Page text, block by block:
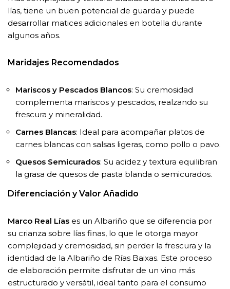
lías, tiene un buen potencial de guarda y puede
desarrollar matices adicionales en botella durante
algunos años.
Maridajes Recomendados
Mariscos y Pescados Blancos: Su cremosidad
complementa mariscos y pescados, realzando su
frescura y mineralidad.
Carnes Blancas: Ideal para acompañar platos de
carnes blancas con salsas ligeras, como pollo o pavo.
Quesos Semicurados: Su acidez y textura equilibran
la grasa de quesos de pasta blanda o semicurados.
Diferenciación y Valor Añadido
Marco Real Lías es un Albariño que se diferencia por
su crianza sobre lías finas, lo que le otorga mayor
complejidad y cremosidad, sin perder la frescura y la
identidad de la Albariño de Rías Baixas. Este proceso
de elaboración permite disfrutar de un vino más
estructurado y versátil, ideal tanto para el consumo